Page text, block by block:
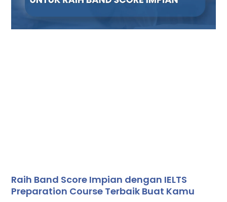
Raih Band Score Impian dengan IELTS
Preparation Course Terbaik Buat Kamu